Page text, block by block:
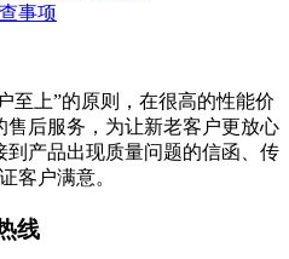
事项
至上”的原则，在很高的性能价
后服务，为让新老客户更放心
产品出现质量问题的信函、传
客户满意。
线